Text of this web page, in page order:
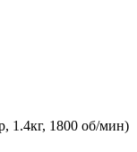
1.4кг, 1800 об/мин)